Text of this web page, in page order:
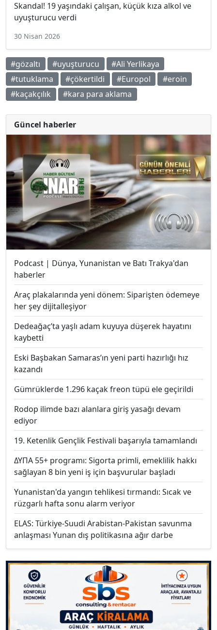
Skandal! 19 yaşındaki çalışan, küçük kıza alkol ve
uyuşturucu verdi
30 Nisan 2026
#gözaltı #uyuşturucu
#Ali Yerlikaya
#tutuklama
#çökertildi #Europol
#eroin
#kaçakçılık
#kara para aklama
Güncel haberler
Podcast | Dünya, Yunanistan ve Batı Trakya'dan
haberler
Araç plakalarında yeni dönem: Siparişten ödemeye
her şey dijitalleşiyor
Dedeağaç’ta yaşlı adam kuyuya düşerek hayatını
kaybetti
Eski Başbakan Samaras’ın yeni parti hazırlığı hız
kazandı
Gümrüklerde 1.296 kaçak freon tüpü ele geçirildi
Rodop ilimde bazı alanlara giriş yasağı devam
ediyor
19. Ketenlik Gençlik Festivali başarıyla tamamlandı
ΔΥΠΑ 55+ programı: Sigorta primli, emeklilik hakkı
sağlayan 8 bin yeni iş için başvurular başladı
Yunanistan'da yangın tehlikesi tırmandı: Sıcak ve
rüzgarlı hafta sonu alarm veriyor
ELAS: Türkiye-Suudi Arabistan-Pakistan savunma
anlaşması Yunan dış politikasına ağır darbe